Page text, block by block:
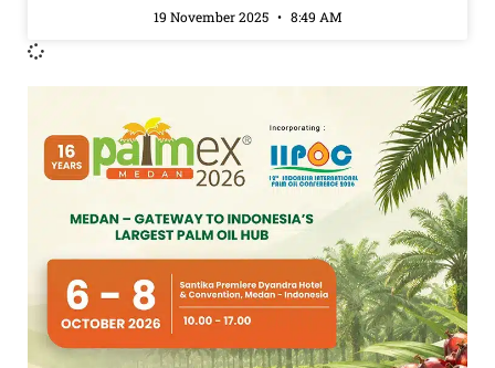
19 November 2025
8:49 AM